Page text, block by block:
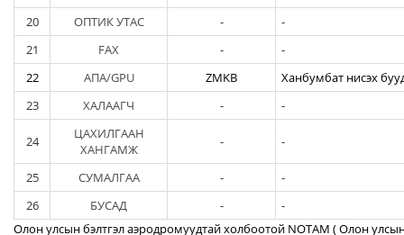
20
ОПТИК УТАС -
-
21
FAX -
-
22
АПА/GPU ZMKB
Ханбумбат нисэх
23
ХАЛААГЧ - -
24
ЦАХИЛГААН
ХАНГАМЖ
- -
25 СУМАЛГАА -
-
26
БУСАД -
-
Олон улсын бэлтгэл аэродромуудтай холбоотой NOTAM ( Oлон